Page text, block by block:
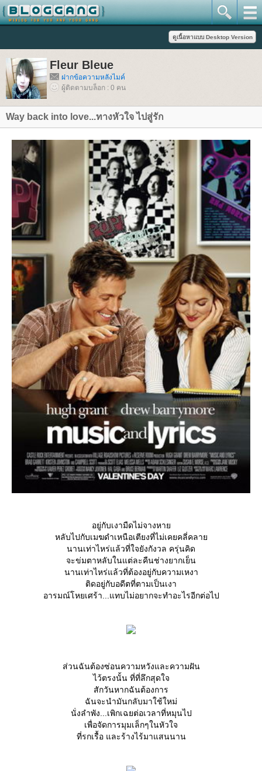
Fleur Bleue
ฝากข้อความหลังไมค์
ผู้ติดตามบล็อก : 0 คน
Way back into love...ทางหัวใจ ไปสู่รัก
อยู่กับเงามืดไม่จางหา
หลับไปกับเมฆดำเหนือเตียงที่ไม่เคยคลี่คลา
นานเท่าไหร่แล้วที่ใจยังกังวล ครุ่นคิด
จะข่มตาหลับในแต่ละคืนช่างยากเย็น
นานเท่าไหร่แล้วที่ต้องอยู่กับความเหงา
ติดอยู่กับอดีตที่ตามเป็นเงา
อารมณ์โหยเศร้า...แทบไม่อยากจะทำอะไรอีกต่อไป
ส่วนฉันต้องซ่อนความหวังและความฝัน
ไว้ตรงนั้น ที่ที่ลึกสุดใจ
สักวันหากฉันต้องการ
ฉันจะนำมันกลับมาใช้ใหม่
นั่งลำพัง...เพิกเฉยต่อเวลาที่หมุนไป
เพื่อจัดการมุมเล็กๆในหัวใจ
ที่รกเรื้อ และร้างไร้มาแสนนาน